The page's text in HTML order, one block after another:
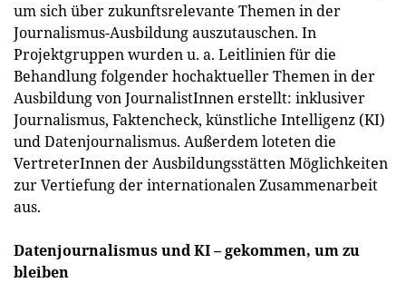
um sich über zukunftsrelevante Themen in der
Journalismus-Ausbildung auszutauschen. In
Projektgruppen wurden u. a. Leitlinien für die
Behandlung folgender hochaktueller Themen in der
Ausbildung von JournalistInnen erstellt: inklusiver
Journalismus, Faktencheck, künstliche Intelligenz (KI)
und Datenjournalismus. Außerdem loteten die
VertreterInnen der Ausbildungsstätten Möglichkeiten
zur Vertiefung der internationalen Zusammenarbeit
aus.
Datenjournalismus und KI – gekommen, um zu
bleiben